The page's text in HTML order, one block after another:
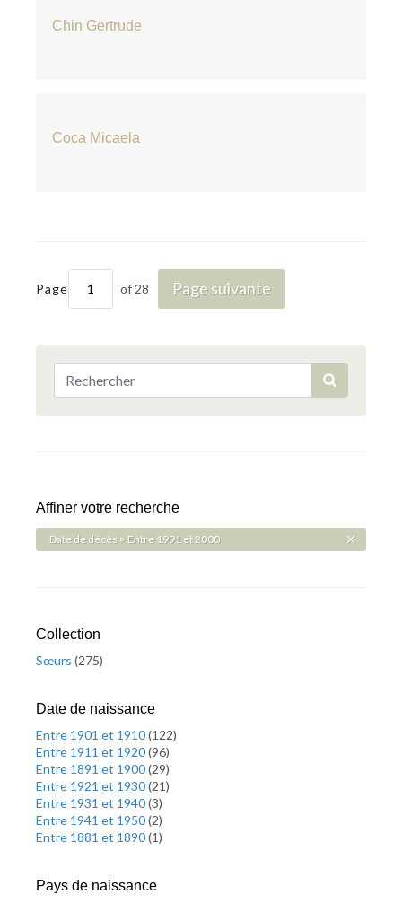
Chin Gertrude
Coca Micaela
Page of 28 Page suivante
Affiner votre recherche
Date de décès > Entre 1991 et 2000
Collection
Sœurs (275)
Date de naissance
Entre 1901 et 1910(122)
Entre 1911 et 1920(96)
Entre 1891 et 1900(29)
Entre 1921 et 1930(21)
Entre 1931 et 1940(3)
Entre 1941 et 1950(2)
Entre 1881 et 1890(1)
Pays de naissance